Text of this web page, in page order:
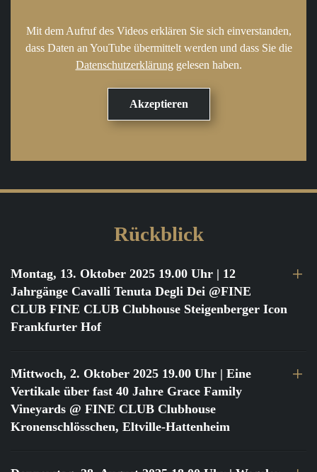
Mit dem Aufruf des Videos erklären Sie sich einverstanden,
dass Daten an YouTube übermittelt werden und dass Sie die
Datenschutzerklärung gelesen haben.
Rückblick
Montag, 13. Oktober 2025 19.00 Uhr | 12
Jahrgänge Cavalli Tenuta Degli Dei @FINE
CLUB FINE CLUB Clubhouse Steigenberger Icon
Frankfurter Hof
Mittwoch, 2. Oktober 2025 19.00 Uhr | Eine
Vertikale über fast 40 Jahre Grace Family
Vineyards @ FINE CLUB Clubhouse
Kronenschlösschen, Eltville-Hattenheim